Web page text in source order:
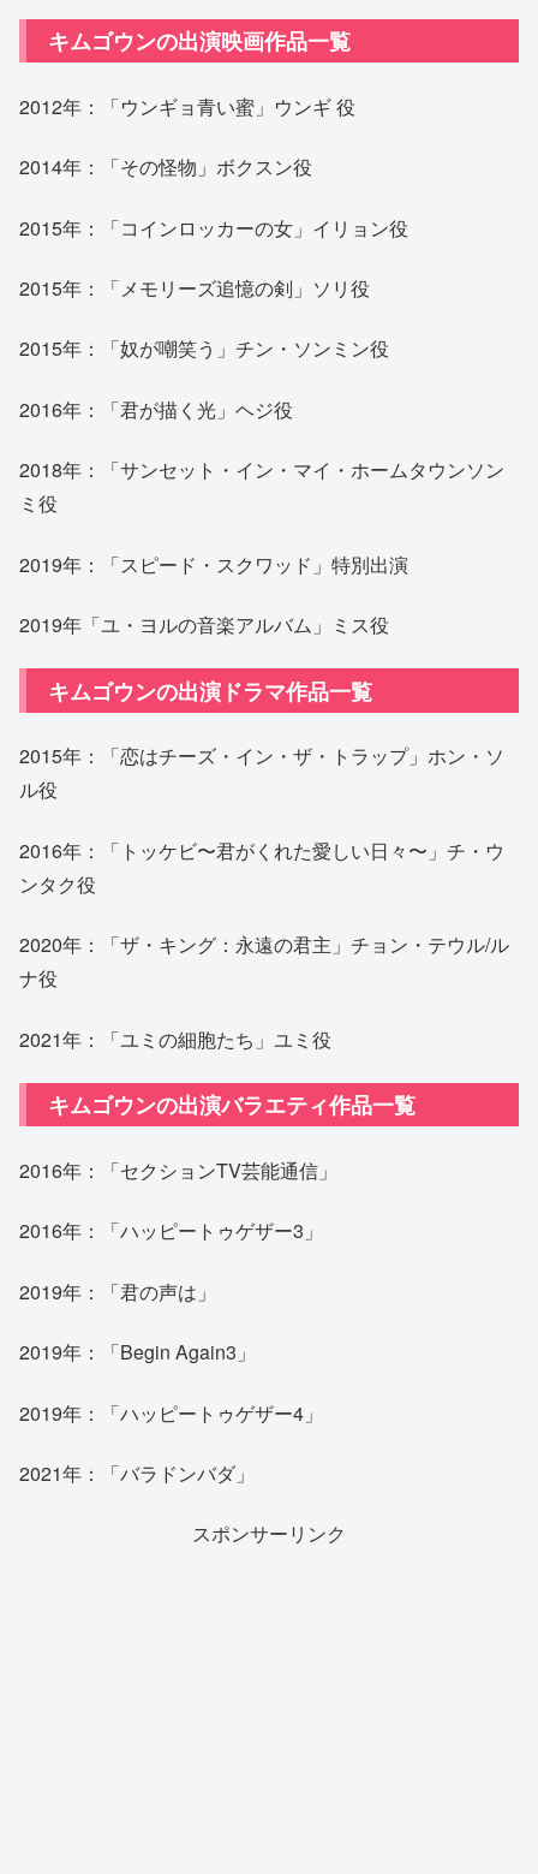
キムゴウンの出演映画作品一覧
2012年：「ウンギョ青い蜜」ウンギ 役
2014年：「その怪物」ボクスン役
2015年：「コインロッカーの女」イリョン役
2015年：「メモリーズ追憶の剣」ソリ役
2015年：「奴が嘲笑う」チン・ソンミン役
2016年：「君が描く光」ヘジ役
2018年：「サンセット・イン・マイ・ホームタウンソン
ミ役
2019年：「スピード・スクワッド」特別出演
2019年「ユ・ヨルの音楽アルバム」ミス役
キムゴウンの出演ドラマ作品一覧
2015年：「恋はチーズ・イン・ザ・トラップ」ホン・ソ
ル役
2016年：「トッケビ〜君がくれた愛しい日々〜」チ・ウ
ンタク役
2020年：「ザ・キング：永遠の君主」チョン・テウル/ル
ナ役
2021年：「ユミの細胞たち」ユミ役
キムゴウンの出演バラエティ作品一覧
2016年：「セクションTV芸能通信」
2016年：「ハッピートゥゲザー3」
2019年：「君の声は」
2019年：「Begin Again3」
2019年：「ハッピートゥゲザー4」
2021年：「バラドンバダ」
スポンサーリンク